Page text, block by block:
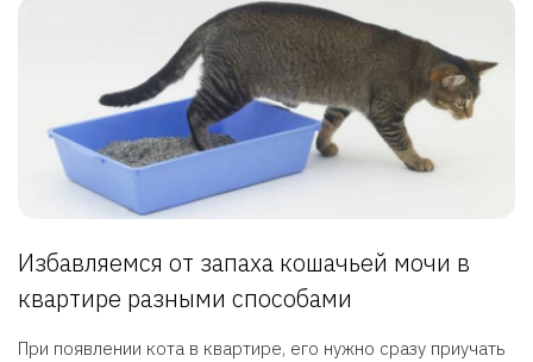
Избавляемся от запаха кошачьей мочи в
квартире разными способами
При появлении кота в квартире, его нужно сразу приучать